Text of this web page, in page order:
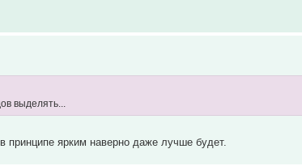
выделять...
ярким наверно даже лучше будет.